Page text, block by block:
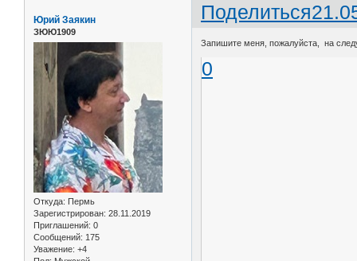
Поделиться
Юрий Заякин
ЗЮЮ1909
Откуда: Пермь
Зарегистрирован: 28.11.2019
Приглашений: 0
Сообщений: 175
Уважение: +4
Запишите меня, пожалуйста, на
0